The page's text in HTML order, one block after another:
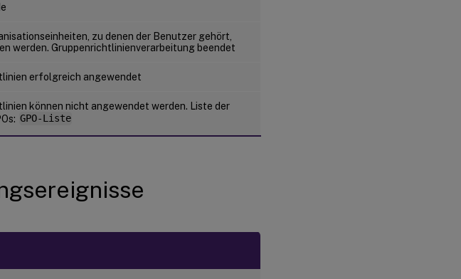
zu denen der Benutzer gehört,
werden. Gruppenrichtlinienverarbeitung beendet
erfolgreich angewendet
können nicht angewendet werden. Liste der
GPO-Liste